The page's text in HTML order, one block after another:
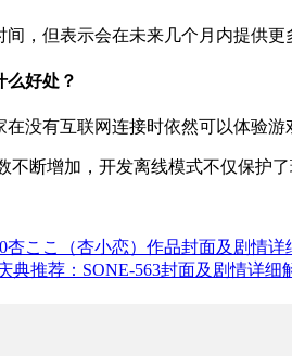
，但表示会在未来几个月内提供更
么好处？
没有互联网连接时依然可以体验
不断增加，开发离线模式不仅保护
杏ここ（杏小恋）作品封面及剧情详
典推荐：SONE-563封面及剧情详细